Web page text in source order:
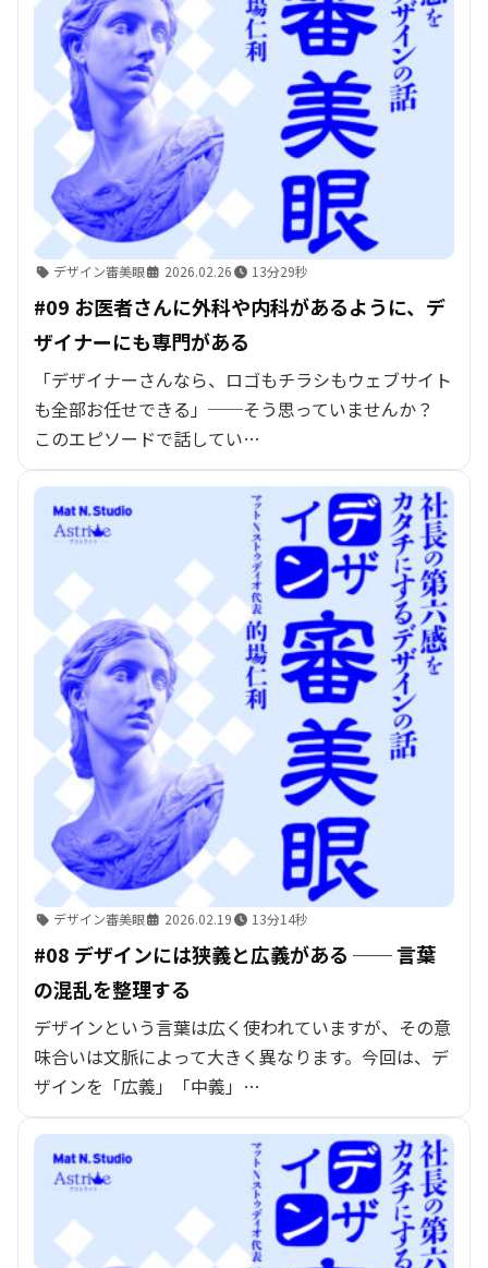
デザイン審美眼 2026.02.26 13分29秒
#09 お医者さんに外科や内科があるように、デ
ザイナーにも専門がある
「デザイナーさんなら、ロゴもチラシもウェブサイト
も全部お任せできる」──そう思っていませんか？
このエピソードで話してい…
デザイン審美眼 2026.02.19 13分14秒
#08 デザインには狭義と広義がある ── 言葉
の混乱を整理する
デザインという言葉は広く使われていますが、その意
味合いは文脈によって大きく異なります。今回は、デ
ザインを「広義」「中義」…